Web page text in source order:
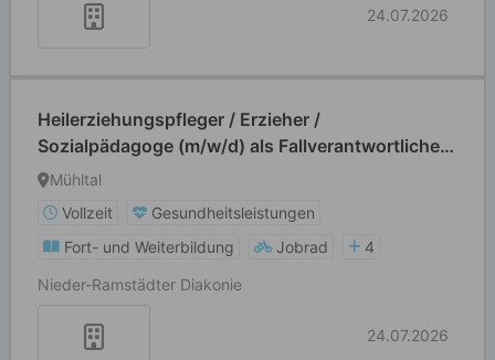
24.07.2026
Heilerziehungspfleger / Erzieher /
Sozialpädagoge (m/w/d) als Fallverantwortliche*r
Tagdienst (Früh- /Spätschicht)
Mühltal
Vollzeit
Gesundheitsleistungen
Fort- und Weiterbildung
Jobrad
4
Nieder-Ramstädter Diakonie
24.07.2026